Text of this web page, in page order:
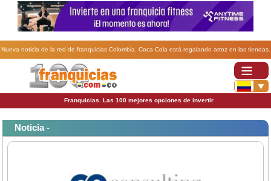
Nueva noticia de la red de franquicias Colombia. Coca Cola está regalando arroz en las tiendas.
Franquicias. Las 100 mejores opciones de invertir
Noticia -